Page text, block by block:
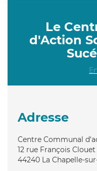
Le
d'Action
Adresse
Centre Communal
12 rue François Clouet
44240 La Chapelle-